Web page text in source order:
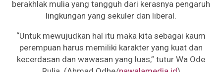
berakhlak mulia yang tangguh dari kerasnya pengaruh
lingkungan yang sekuler dan liberal.
“Untuk mewujudkan hal itu maka kita sebagai kaum
perempuan harus memiliki karakter yang kuat dan
kecerdasan dan wawasan yang luas,” tutur Wa Ode